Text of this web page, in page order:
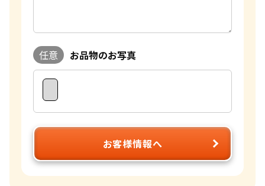
任意 お品物のお写真
お客様情報へ